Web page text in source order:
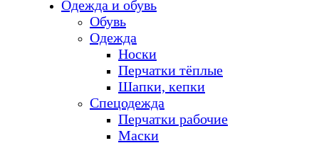
Одежда и обувь
Обувь
Одежда
Носки
Перчатки тёплые
Шапки, кепки
Спецодежда
Перчатки рабочие
Маски